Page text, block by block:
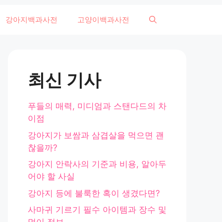
강아지백과사전 고양이백과사전
최신 기사
푸들의 매력, 미디엄과 스탠다드의 차
이점
강아지가 보쌈과 삼겹살을 먹으면 괜
찮을까?
강아지 안락사의 기준과 비용, 알아두
어야 할 사실
강아지 등에 불룩한 혹이 생겼다면?
사마귀 기르기 필수 아이템과 장수 및